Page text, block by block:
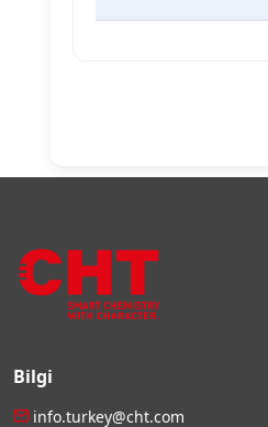
Bilgi
info.turkey@cht.com